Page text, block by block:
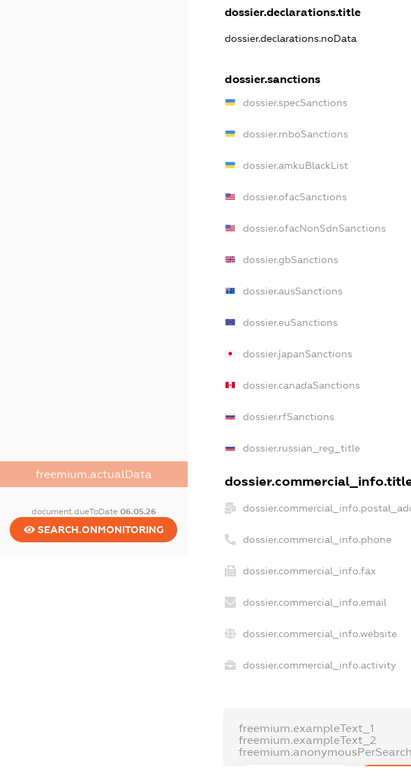
freemium.actualData
document.dueToDate 06.05.26
SEARCH.ONMONITORING
dossier.declarations.title
dossier.declarations.noData
dossier.sanctions
dossier.specSanctions
dossier.rnboSanctions
dossier.amkuBlackList
dossier.ofacSanctions
dossier.ofacNonSdnSanctions
dossier.gbSanctions
dossier.ausSanctions
dossier.euSanctions
dossier.japanSanctions
dossier.canadaSanctions
dossier.rfSanctions
dossier.russian_reg_title
dossier.commercial_info.phone
dossier.commercial_info.fax
dossier.commercial_info.email
dossier.commercial_info.website
dossier.commercial_info.activity
freemium.exampleText_1
freemium.exampleText_2